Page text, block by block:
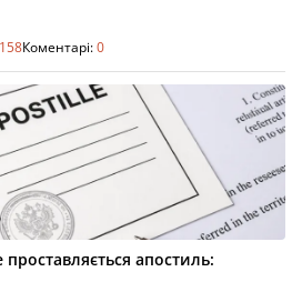
158Коментарі:0
апостиль: